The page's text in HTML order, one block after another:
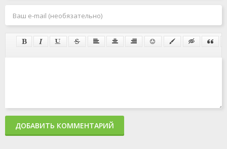
ДОБАВИТЬ КОММЕНТАРИЙ